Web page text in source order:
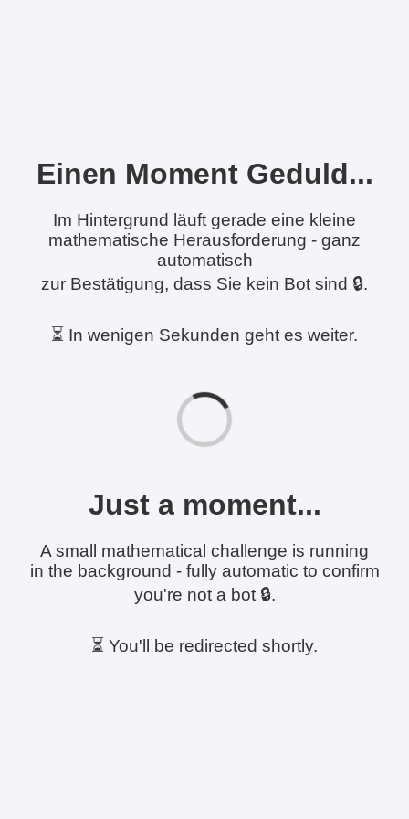
Einen Moment Geduld...
Im Hintergrund läuft gerade eine kleine
mathematische Herausforderung - ganz
automatisch
zur Bestätigung, dass Sie kein Bot sind 🔒.
⏳ In wenigen Sekunden geht es weiter.
Just a moment...
A small mathematical challenge is running
in the background - fully automatic to confirm
you're not a bot 🔒.
⏳ You'll be redirected shortly.